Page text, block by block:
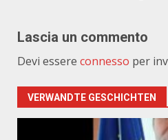
Lascia un commento
Devi essere connesso per
VERWANDTE GESCHICHTEN